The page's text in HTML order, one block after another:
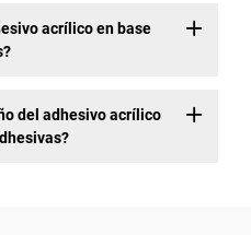
acrílico en base
del adhesivo acrílico